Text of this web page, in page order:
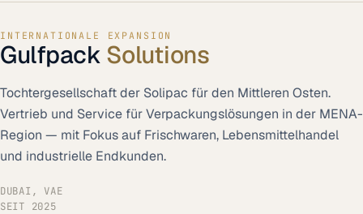
INTERNATIONALE EXPANSION
Gulfpack Solutions
Tochtergesellschaft der Solipac für den Mittleren Osten.
Vertrieb und Service für Verpackungslösungen in der MENA-
Region — mit Fokus auf Frischwaren, Lebensmittelhandel
und industrielle Endkunden.
DUBAI, VAE
SEIT 2025